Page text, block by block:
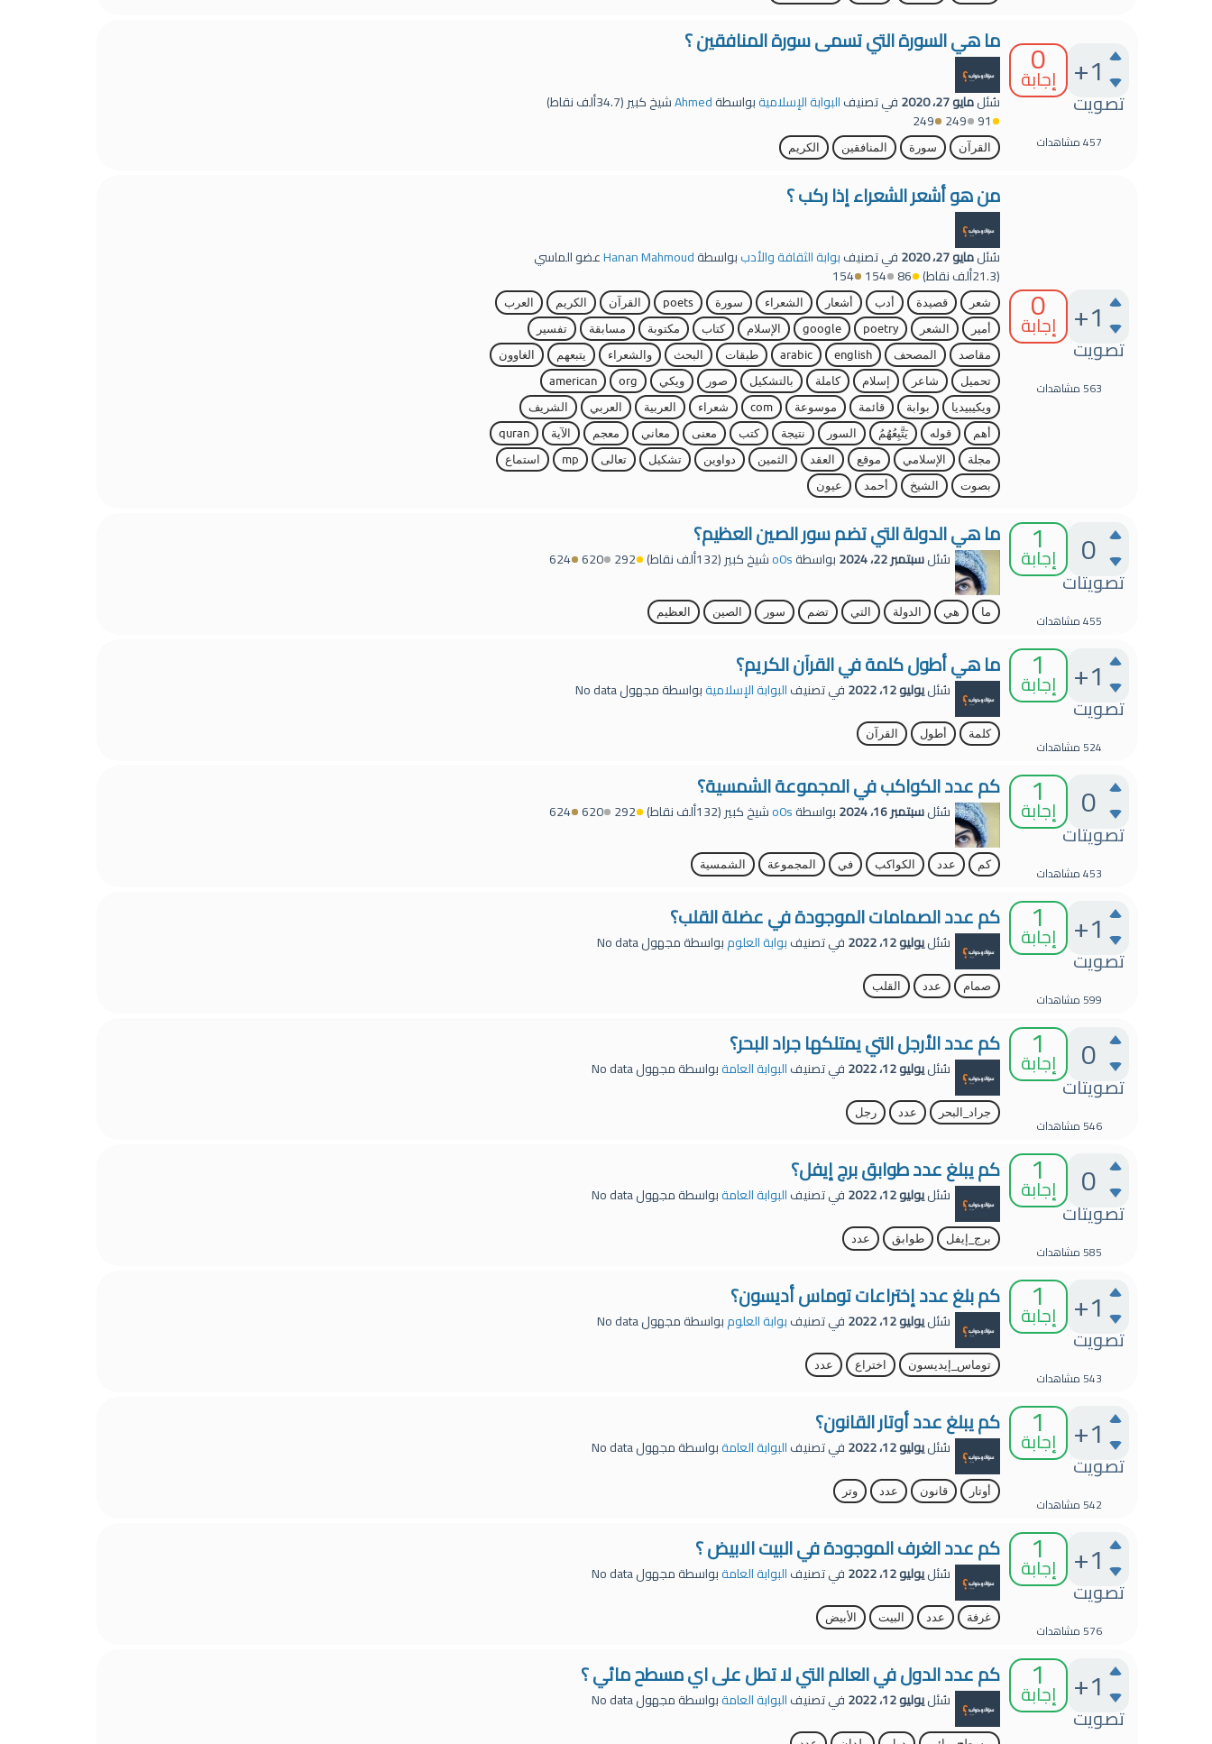
+1
تصويت
0
إجابة
457مشاهدات
ما هي السورة التي تسمى سورة المنافقين ؟
سُئلمايو 27، 2020 في تصنيفالبوابة الإسلاميةبواسطةAhmedشيخ كبير(34.7ألف
نقاط)
91
249
249
القرآن سورة المنافقين الكريم
+1
تصويت
0
إجابة
563مشاهدات
من هو أشعر الشعراء إذا ركب ؟
سُئلمايو 27، 2020 في تصنيفبوابة الثقافة والأدببواسطةHanan Mahmoudعضو الماسي
(21.3ألف نقاط) 86
154
154
شعر قصيدة أدب أشعار الشعراء سورة poets القرآن الكريم
العرب
أمير
الشعر poetry
google الإسلام كتاب مكتوبة مسابقة
تفسير
مقاصد
المصحف english
arabic طبقات البحث والشعراء يتبعهم
الغاوون
تحميل
شاعر إسلام كاملة بالتشكيل صور ويكي org
american
ويكيبيديا
بوابة قائمة موسوعة com شعراء العربية العربي
الشريف
أهم
قوله يَتَّبِعُهُمُ السور نتيجة كتب معنى معاني معجم الآية
quran
مجلة
الإسلامي موقع العقد الثمين دواوين تشكيل تعالى mp
استماع
بصوت
الشيخ أحمد عيون
0
تصويتات
1
إجابة
455مشاهدات
ما هي الدولة التي تضم سور الصين العظيم؟
سُئلسبتمبر 22، 2024 بواسطةo0sشيخ كبير(132ألف نقاط) 292
620
624
ما هي الدولة التي تضم سور الصين العظيم
+1
تصويت
1
إجابة
524مشاهدات
ما هي أطول كلمة في القرآن الكريم؟
سُئليوليو 12، 2022 في تصنيفالبوابة الإسلاميةبواسطةمجهولNo data
كلمة أطول القرآن
0
تصويتات
1
إجابة
453مشاهدات
كم عدد الكواكب في المجموعة الشمسية؟
سُئلسبتمبر 16، 2024 بواسطةo0sشيخ كبير(132ألف نقاط) 292
620
624
كم عدد الكواكب في المجموعة الشمسية
+1
تصويت
1
إجابة
599مشاهدات
كم عدد الصمامات الموجودة في عضلة القلب؟
سُئليوليو 12، 2022 في تصنيفبوابة العلومبواسطةمجهولNo data
صمام عدد القلب
0
تصويتات
1
إجابة
546مشاهدات
كم عدد الأرجل التي يمتلكها جراد البحر؟
سُئليوليو 12، 2022 في تصنيفالبوابة العامةبواسطةمجهولNo data
جراد_البحر عدد رجل
0
تصويتات
1
إجابة
585مشاهدات
كم يبلغ عدد طوابق برج إيفل؟
سُئليوليو 12، 2022 في تصنيفالبوابة العامةبواسطةمجهولNo data
برج_إيفل طوابق عدد
+1
تصويت
1
إجابة
543مشاهدات
كم بلغ عدد إختراعات توماس أديسون؟
سُئليوليو 12، 2022 في تصنيفبوابة العلومبواسطةمجهولNo data
توماس_إيديسون اختراع عدد
+1
تصويت
1
إجابة
542مشاهدات
كم يبلغ عدد أوتار القانون؟
سُئليوليو 12، 2022 في تصنيفالبوابة العامةبواسطةمجهولNo data
أوتار قانون عدد وتر
+1
تصويت
1
إجابة
576مشاهدات
كم عدد الغرف الموجودة في البيت الابيض ؟
سُئليوليو 12، 2022 في تصنيفالبوابة العامةبواسطةمجهولNo data
غرفة عدد البيت الأبيض
+1
تصويت
1
إجابة
كم عدد الدول في العالم التي لا تطل على اي مسطح مائي ؟
سُئليوليو 12، 2022 في تصنيفالبوابة العامةبواسطةمجهولNo data